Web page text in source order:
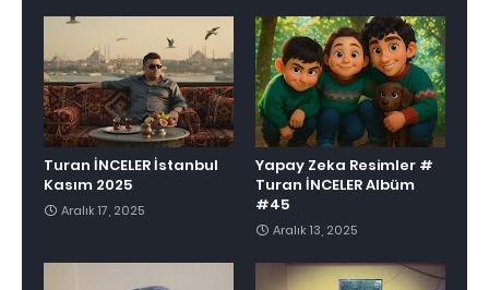
Turan İNCELER İstanbul
Kasım 2025
Aralık 17, 2025
Yapay Zeka Resimler #
Turan İNCELER Albüm
#45
Aralık 13, 2025